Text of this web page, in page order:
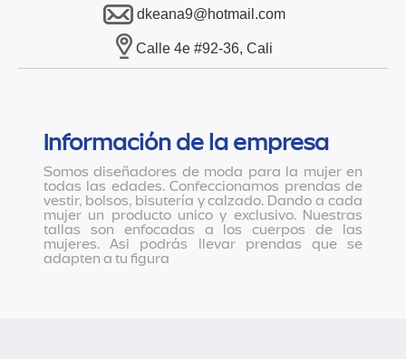
dkeana9@hotmail.com
Calle 4e #92-36, Cali
Información de la empresa
Somos diseñadores de moda para la mujer en
todas las edades. Confeccionamos prendas de
vestir, bolsos, bisutería y calzado. Dando a cada
mujer un producto unico y exclusivo. Nuestras
tallas son enfocadas a los cuerpos de las
mujeres. Asi podrás llevar prendas que se
adapten a tu figura